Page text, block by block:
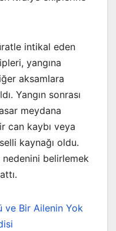
intikal eden
yangına
aksamlara
Yangın sonrası
meydana
can kaybı veya
kaynağı oldu.
nedenini belirlemek
ve Bir Ailenin Yok